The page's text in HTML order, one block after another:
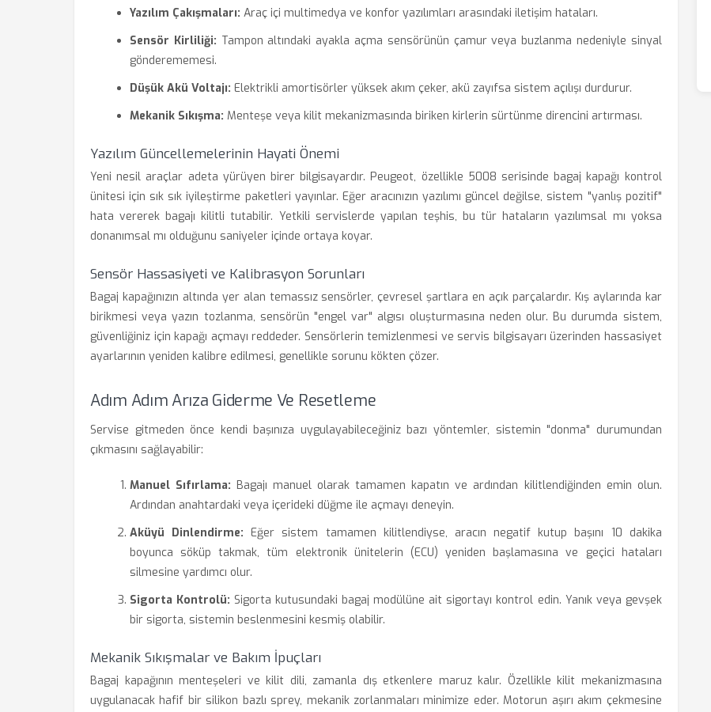
Yazılım Çakışmaları: Araç içi multimedya ve konfor yazılımları arasındaki iletişim hataları.
Sensör Kirliliği: Tampon altındaki ayakla açma sensörünün çamur veya buzlanma nedeniyle sinyal
gönderememesi.
Düşük Akü Voltajı: Elektrikli amortisörler yüksek akım çeker, akü zayıfsa sistem açılışı durdurur.
Mekanik Sıkışma: Menteşe veya kilit mekanizmasında biriken kirlerin sürtünme direncini artırması.
Yazılım Güncellemelerinin Hayati Önemi
Yeni nesil araçlar adeta yürüyen birer bilgisayardır. Peugeot, özellikle 5008 serisinde bagaj kapağı kontrol
ünitesi için sık sık iyileştirme paketleri yayınlar. Eğer aracınızın yazılımı güncel değilse, sistem "yanlış pozitif"
hata vererek bagajı kilitli tutabilir. Yetkili servislerde yapılan teşhis, bu tür hataların yazılımsal mı yoksa
donanımsal mı olduğunu saniyeler içinde ortaya koyar.
Sensör Hassasiyeti ve Kalibrasyon Sorunları
Bagaj kapağınızın altında yer alan temassız sensörler, çevresel şartlara en açık parçalardır. Kış aylarında kar
birikmesi veya yazın tozlanma, sensörün "engel var" algısı oluşturmasına neden olur. Bu durumda sistem,
güvenliğiniz için kapağı açmayı reddeder. Sensörlerin temizlenmesi ve servis bilgisayarı üzerinden hassasiyet
ayarlarının yeniden kalibre edilmesi, genellikle sorunu kökten çözer.
Adım Adım Arıza Giderme Ve Resetleme
Servise gitmeden önce kendi başınıza uygulayabileceğiniz bazı yöntemler, sistemin "donma" durumundan
çıkmasını sağlayabilir:
Manuel Sıfırlama: Bagajı manuel olarak tamamen kapatın ve ardından kilitlendiğinden emin olun.
Ardından anahtardaki veya içerideki düğme ile açmayı deneyin.
Aküyü Dinlendirme: Eğer sistem tamamen kilitlendiyse, aracın negatif kutup başını 10 dakika
boyunca söküp takmak, tüm elektronik ünitelerin (ECU) yeniden başlamasına ve geçici hataları
silmesine yardımcı olur.
Sigorta Kontrolü: Sigorta kutusundaki bagaj modülüne ait sigortayı kontrol edin. Yanık veya gevşek
bir sigorta, sistemin beslenmesini kesmiş olabilir.
Mekanik Sıkışmalar ve Bakım İpuçları
Bagaj kapağının menteşeleri ve kilit dili, zamanla dış etkenlere maruz kalır. Özellikle kilit mekanizmasına
uygulanacak hafif bir silikon bazlı sprey, mekanik zorlanmaları minimize eder. Motorun aşırı akım çekmesine